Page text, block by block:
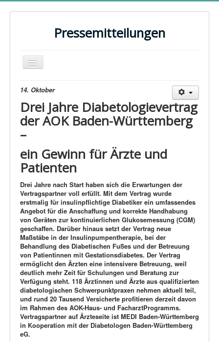
Pressemitteilungen
Navigation
an/aus
Home
Kontakt
Evaluationen
15 Jahre Facharztverträge
PRESSE
ARCHIV
14. Oktober
Drei Jahre Diabetologievertrag
der AOK Baden-Württemberg
–
ein Gewinn für Ärzte und
Patienten
Drei Jahre nach Start haben sich die Erwartungen der
Vertragspartner voll erfüllt. Mit dem Vertrag wurde
erstmalig für insulinpflichtige Diabetiker ein umfassendes
Angebot für die Anschaffung und korrekte Handhabung
von Geräten zur kontinuierlichen Glukosemessung (CGM)
geschaffen. Darüber hinaus setzt der Vertrag neue
Maßstäbe in der Insulinpumpentherapie, bei der
Behandlung des Diabetischen Fußes und der Betreuung
von Patientinnen mit Gestationsdiabetes. Der Vertrag
ermöglicht den Ärzten eine intensivere Betreuung, weil
deutlich mehr Zeit für Schulungen und Beratung zur
Verfügung steht. 118 Ärztinnen und Ärzte aus qualifizierten
diabetologischen Schwerpunktpraxen nehmen aktuell teil,
und rund 20 Tausend Versicherte profitieren derzeit davon
im Rahmen des AOK-Haus- und FacharztProgramms.
Vertragspartner auf Ärzteseite ist MEDI Baden-Württemberg
in Kooperation mit der Diabetologen Baden-Württemberg
eG.